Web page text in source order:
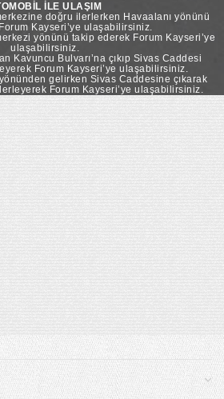
İLE ULAŞIM
doğru ilerlerken Havaalanı yönünü
Kayseri’ye ulaşabilirsiniz.
yönünü takip ederek Forum Kayseri’ye
ulaşabilirsiniz.
Kavuncu Bulvarı’na çıkıp Sivas Caddesi
Forum Kayseri’ye ulaşabilirsiniz.
gelirken Sivas Caddesine çıkarak
Forum Kayseri’ye ulaşabilirsiniz.